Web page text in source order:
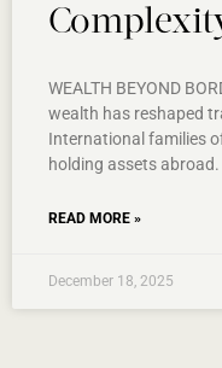
WEALTH BEYOND
wealth has reshaped
International families
holding assets abroad.
READ MORE »
December 18, 2025